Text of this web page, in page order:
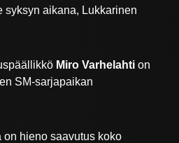
syksyn aikana, Lukkarinen
Miro Varhelahti on
SM-sarjapaikan
on hieno saavutus koko